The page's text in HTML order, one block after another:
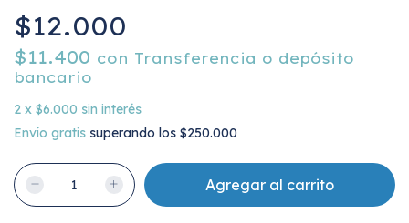
$12.000
$11.400 con Transferencia o depósito
bancario
2 x $6.000 sin interés
Envío gratis superando los $250.000